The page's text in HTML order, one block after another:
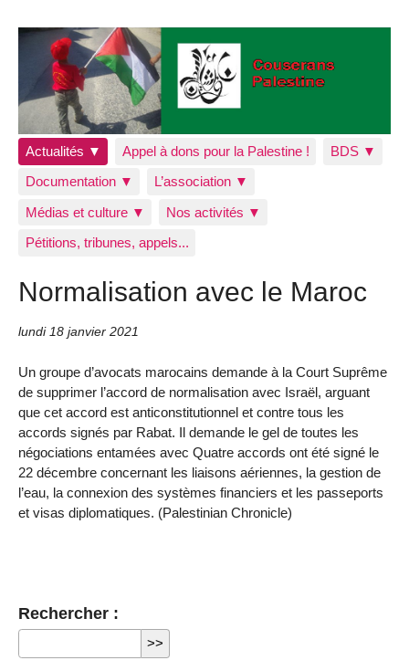
Actualités ▼ Appel à dons pour la Palestine !
BDS ▼
Documentation ▼
L’association ▼
Médias et culture ▼
Nos activités ▼
Pétitions, tribunes, appels...
Normalisation avec le Maroc
lundi 18 janvier 2021
Un groupe d’avocats marocains demande à la Court Suprême
de supprimer l’accord de normalisation avec Israël, arguant
que cet accord est anticonstitutionnel et contre tous les
accords signés par Rabat. Il demande le gel de toutes les
négociations entamées avec Quatre accords ont été signé le
22 décembre concernant les liaisons aériennes, la gestion de
l’eau, la connexion des systèmes financiers et les passeports
et visas diplomatiques. (Palestinian Chronicle)
Rechercher :